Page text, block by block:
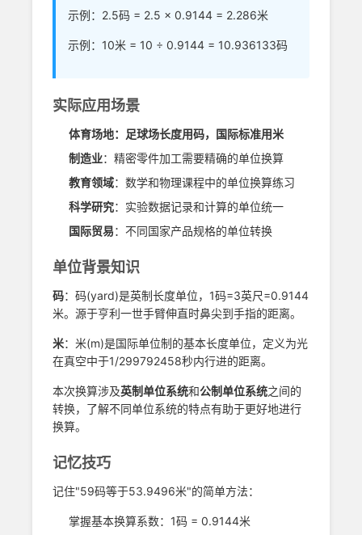
示例：2.5码 = 2.5 × 0.9144 = 2.286米
示例：10米 = 10 ÷ 0.9144 = 10.936133码
实际应用场景
体育场地：足球场长度用码，国际标准用米
制造业：精密零件加工需要精确的单位换算
教育领域：数学和物理课程中的单位换算练习
科学研究：实验数据记录和计算的单位统一
国际贸易：不同国家产品规格的单位转换
单位背景知识
码：码(yard)是英制长度单位，1码=3英尺=0.9144
米。源于亨利一世手臂伸直时鼻尖到手指的距离。
米：米(m)是国际单位制的基本长度单位，定义为光
在真空中于1/299792458秒内行进的距离。
本次换算涉及英制单位系统和公制单位系统之间的
转换，了解不同单位系统的特点有助于更好地进行
换算。
记忆技巧
记住"59码等于53.9496米"的简单方法：
掌握基本换算系数：1码 = 0.9144米